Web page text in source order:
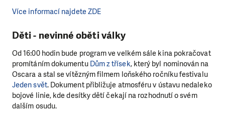
Více informací najdete ZDE
Děti - nevinné oběti války
Od 16:00 hodin bude program ve velkém sále kina pokračovat
promítáním dokumentu Dům z třísek, který byl nominován na
Oscara a stal se vítězným filmem loňského ročníku festivalu
Jeden svět. Dokument přibližuje atmosféru v ústavu nedaleko
bojové linie, kde desítky dětí čekají na rozhodnutí o svém
dalším osudu.